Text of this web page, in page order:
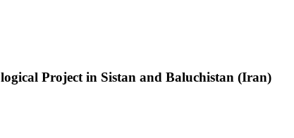
Project in Sistan and Baluchistan (Iran)